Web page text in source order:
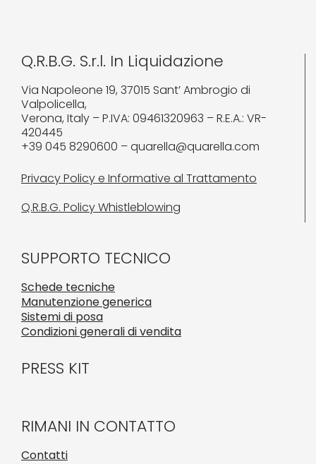
Q.R.B.G. S.r.l. In Liquidazione
Via Napoleone 19, 37015 Sant’ Ambrogio di
Valpolicella,
Verona, Italy – P.IVA: 09461320963 – R.E.A.: VR-
420445
+39 045 8290600 – quarella@quarella.com
Privacy Policy e Informative al Trattamento
Q.R.B.G. Policy Whistleblowing
SUPPORTO TECNICO
Schede tecniche
Manutenzione generica
Sistemi di posa
Condizioni generali di vendita
PRESS KIT
RIMANI IN CONTATTO
Contatti